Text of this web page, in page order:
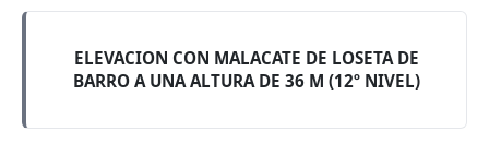
ELEVACION CON MALACATE DE LOSETA DE
BARRO A UNA ALTURA DE 36 M (12º NIVEL)